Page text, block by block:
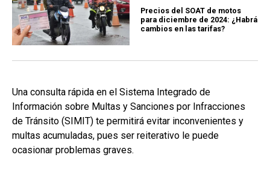
Precios del SOAT de motos
para diciembre de 2024: ¿Habrá
cambios en las tarifas?
Una consulta rápida en el Sistema Integrado de
Información sobre Multas y Sanciones por Infracciones
de Tránsito (SIMIT) te permitirá evitar inconvenientes y
multas acumuladas, pues ser reiterativo le puede
ocasionar problemas graves.